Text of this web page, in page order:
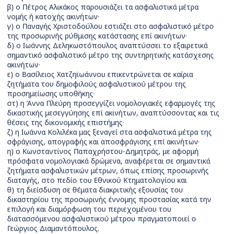
β) ο Πέτρος Αλικάκος παρουσιάζει τα ασφαλιστικά μέτρα
νομής ή κατοχής ακινήτων·
γ) ο Παναγής Χριστοδούλου εστιάζει στο ασφαλιστικό μέτρο
της προσωρινής ρύθμισης κατάστασης επί ακινήτων·
δ) ο Ιωάννης Δεληκωστόπουλος αναπτύσσει το εξαιρετικά
σημαντικό ασφαλιστικό μέτρο της συντηρητικής κατάσχεσης
ακινήτων·
ε) ο Βασίλειος Χατζηϊωάννου επικεντρώνεται σε καίρια
ζητήματα του δημοφιλούς ασφαλιστικού μέτρου της
προσημείωσης υποθήκης·
στ) η Άννα Πλεύρη προσεγγίζει νομολογιακές εφαρμογές της
δικαστικής μεσεγγύησης επί ακινήτων, αναπτύσσοντας και τις
θέσεις της δικονομικής επιστήμης·
ζ) η Ιωάννα Κολιλέκα μας ξεναγεί στα ασφαλιστικά μέτρα της
σφράγισης, απογραφής και αποσφράγισης επί ακινήτων·
η) ο Κωνσταντίνος Παπαχρήστου-Δημητράς, με αφορμή
πρόσφατα νομολογιακά δρώμενα, αναφέρεται σε σημαντικά
ζητήματα ασφαλιστικών μέτρων, όπως επίσης προσωρινής
διαταγής, στο πεδίο του Εθνικού Κτηματολογίου και
θ) τη διείσδυση σε θέματα διακριτικής εξουσίας του
δικαστηρίου της προσωρινής έννομης προστασίας κατά την
επιλογή και διαμόρφωση του περιεχομένου του
διατασσόμενου ασφαλιστικού μέτρου πραγματοποιεί ο
Γεώργιος Διαμαντόπουλος.